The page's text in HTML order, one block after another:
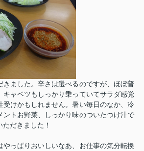
きました。辛さは選べるのですが、ほぼ普
キャベツもしっかり乗っていてサラダ感覚
受けかもしれません。暑い毎日のなか、冷
ントお野菜、しっかり味のついたつけ汁で
だきました！
やっぱりおいしいなあ、お仕事の気分転換